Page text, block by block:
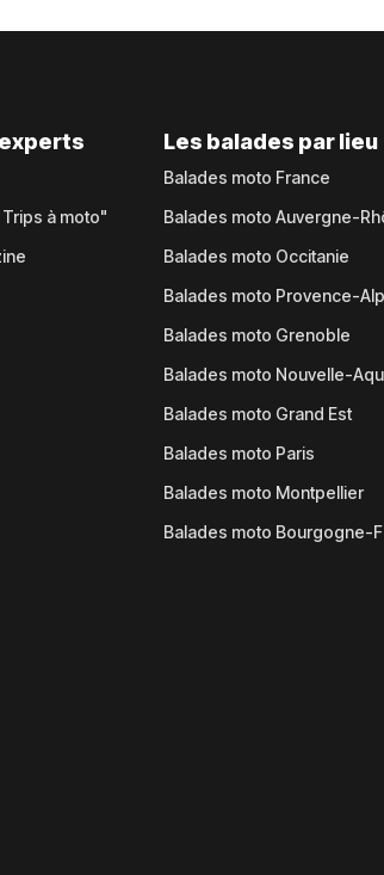
à moto"
Les balades par lieu
Balades moto France
Balades moto Auvergne-
Balades moto Occitanie
Balades moto Provence-
Balades moto Grenoble
Balades moto Nouvelle-
Balades moto Grand Est
Balades moto Paris
Balades moto Montpellier
Balades moto Bourgogne-